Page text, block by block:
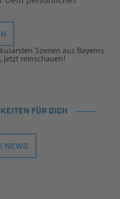
Szenen aus Bayerns
reinschauen!
FÜR DICH
NEWS